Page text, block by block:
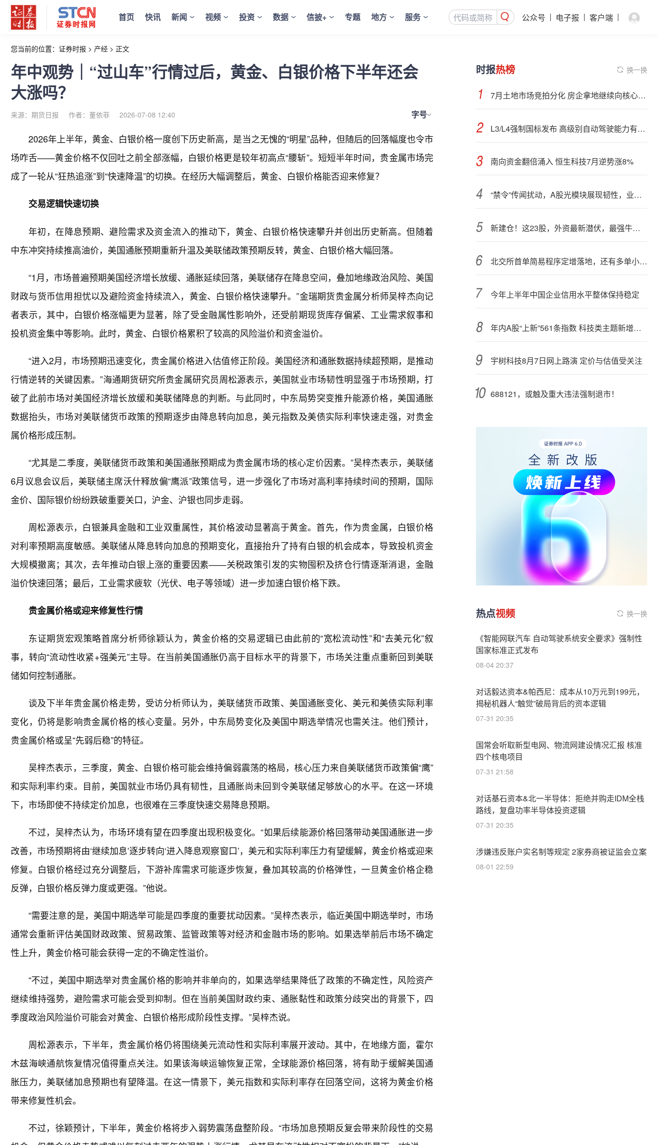
首页 快讯 新闻 视频 投资 数据 信披+ 专题 地方 服务 公众号 电子报 客户端
您当前的位置： 证券时报 > 产经 > 正文
年中观势｜“过山车”行情过后，黄金、白银价格下半年还会
大涨吗？
来源：期货日报 作者：董依菲 2026-07-08 12:40 字号
2026年上半年，黄金、白银价格一度创下历史新高，是当之无愧的“明星”品种，但随后的回落幅度也令市
场咋舌——黄金价格不仅回吐之前全部涨幅，白银价格更是较年初高点“腰斩”。短短半年时间，贵金属市场完
成了一轮从“狂热追涨”到“快速降温”的切换。在经历大幅调整后，黄金、白银价格能否迎来修复？
交易逻辑快速切换
年初，在降息预期、避险需求及资金流入的推动下，黄金、白银价格快速攀升并创出历史新高。但随着
中东冲突持续推高油价，美国通胀预期重新升温及美联储政策预期反转，黄金、白银价格大幅回落。
“1月，市场普遍预期美国经济增长放缓、通胀延续回落，美联储存在降息空间，叠加地缘政治风险、美国
财政与货币信用担忧以及避险资金持续流入，黄金、白银价格快速攀升。”金瑞期货贵金属分析师吴梓杰向记
者表示，其中，白银价格涨幅更为显著，除了受金融属性影响外，还受前期现货库存偏紧、工业需求叙事和
投机资金集中等影响。此时，黄金、白银价格累积了较高的风险溢价和资金溢价。
“进入2月，市场预期迅速变化，贵金属价格进入估值修正阶段。美国经济和通胀数据持续超预期，是推动
行情逆转的关键因素。”海通期货研究所贵金属研究员周松源表示，美国就业市场韧性明显强于市场预期，打
破了此前市场对美国经济增长放缓和美联储降息的判断。与此同时，中东局势突变推升能源价格，美国通胀
数据抬头，市场对美联储货币政策的预期逐步由降息转向加息，美元指数及美债实际利率快速走强，对贵金
属价格形成压制。
“尤其是二季度，美联储货币政策和美国通胀预期成为贵金属市场的核心定价因素。”吴梓杰表示，美联储
6月议息会议后，美联储主席沃什释放偏“鹰派”政策信号，进一步强化了市场对高利率持续时间的预期，国际
金价、国际银价纷纷跌破重要关口，沪金、沪银也同步走弱。
周松源表示，白银兼具金融和工业双重属性，其价格波动显著高于黄金。首先，作为贵金属，白银价格
对利率预期高度敏感。美联储从降息转向加息的预期变化，直接抬升了持有白银的机会成本，导致投机资金
大规模撤离；其次，去年推动白银上涨的重要因素——关税政策引发的实物囤积及挤仓行情逐渐消退，金融
溢价快速回落；最后，工业需求疲软（光伏、电子等领域）进一步加速白银价格下跌。
贵金属价格或迎来修复性行情
东证期货宏观策略首席分析师徐颖认为，黄金价格的交易逻辑已由此前的“宽松流动性”和“去美元化”叙
事，转向“流动性收紧+强美元”主导。在当前美国通胀仍高于目标水平的背景下，市场关注重点重新回到美联
储如何控制通胀。
谈及下半年贵金属价格走势，受访分析师认为，美联储货币政策、美国通胀变化、美元和美债实际利率
变化，仍将是影响贵金属价格的核心变量。另外，中东局势变化及美国中期选举情况也需关注。他们预计，
贵金属价格或呈“先弱后稳”的特征。
吴梓杰表示，三季度，黄金、白银价格可能会维持偏弱震荡的格局，核心压力来自美联储货币政策偏“鹰”
和实际利率约束。目前，美国就业市场仍具有韧性，且通胀尚未回到令美联储足够放心的水平。在这一环境
下，市场即使不持续定价加息，也很难在三季度快速交易降息预期。
不过，吴梓杰认为，市场环境有望在四季度出现积极变化。“如果后续能源价格回落带动美国通胀进一步
改善，市场预期将由‘继续加息’逐步转向‘进入降息观察窗口’，美元和实际利率压力有望缓解，黄金价格或迎来
修复。白银价格经过充分调整后，下游补库需求可能逐步恢复，叠加其较高的价格弹性，一旦黄金价格企稳
反弹，白银价格反弹力度或更强。”他说。
“需要注意的是，美国中期选举可能是四季度的重要扰动因素。”吴梓杰表示，临近美国中期选举时，市场
通常会重新评估美国财政政策、贸易政策、监管政策等对经济和金融市场的影响。如果选举前后市场不确定
性上升，黄金价格可能会获得一定的不确定性溢价。
“不过，美国中期选举对贵金属价格的影响并非单向的，如果选举结果降低了政策的不确定性，风险资产
继续维持强势，避险需求可能会受到抑制。但在当前美国财政约束、通胀黏性和政策分歧突出的背景下，四
季度政治风险溢价可能会对黄金、白银价格形成阶段性支撑。”吴梓杰说。
周松源表示，下半年，贵金属价格仍将围绕美元流动性和实际利率展开波动。其中，在地缘方面，霍尔
木兹海峡通航恢复情况值得重点关注。如果该海峡运输恢复正常，全球能源价格回落，将有助于缓解美国通
胀压力，美联储加息预期也有望降温。在这一情景下，美元指数和实际利率存在回落空间，这将为黄金价格
带来修复性机会。
不过，徐颖预计，下半年，黄金价格将步入弱势震荡盘整阶段。“市场加息预期反复会带来阶段性的交易
时报热榜 换一换
7月土地市场竞拍分化 房企拿地继续向核心城市聚集
L3/L4强制国标发布 高级别自动驾驶能力有望看齐“老司机”
南向资金翻倍涌入 恒生科技7月逆势涨8%
“禁令”传闻扰动，A股光模块展现韧性，业内人士：预计落地难度大
新建仓！这23股，外资最新潜伏，最强牛股在列
北交所首单简易程序定增落地，还有多单小额快速融资推进中
今年上半年中国企业信用水平整体保持稳定
年内A股“上新”561条指数 科技类主题新增较多
宇树科技8月7日网上路演 定价与估值受关注
688121，或触及重大违法强制退市！
热点视频 换一换
《智能网联汽车 自动驾驶系统安全要求》强制性
国家标准正式发布
08-04 20:37
对话毅达资本&帕西尼：成本从10万元到199元，
揭秘机器人“触觉”破局背后的资本逻辑
07-31 20:35
国常会听取新型电网、物流网建设情况汇报 核准
四个核电项目
07-31 21:58
对话基石资本&北一半导体：拒绝并购走IDM全栈
路线，复盘功率半导体投资逻辑
07-31 20:35
涉嫌违反账户实名制等规定 2家券商被证监会立案
08-01 22:59